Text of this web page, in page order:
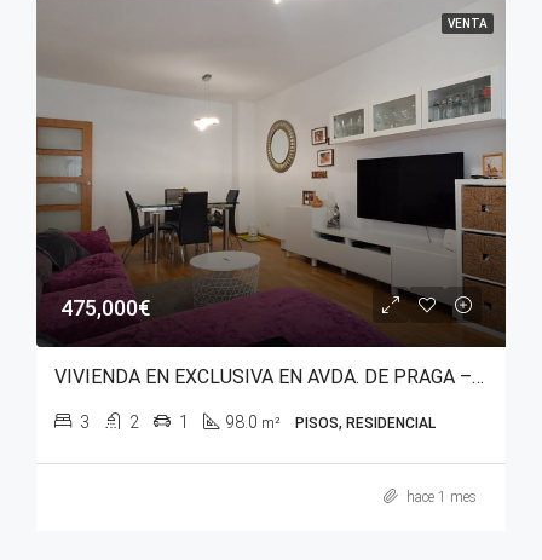
VENTA
475,000€
VIVIENDA EN EXCLUSIVA EN AVDA. DE PRAGA – SALBURUA (PARQUE DEL ESTE)
3 2 1 98.0 m² PISOS, RESIDENCIAL
hace 1 mes